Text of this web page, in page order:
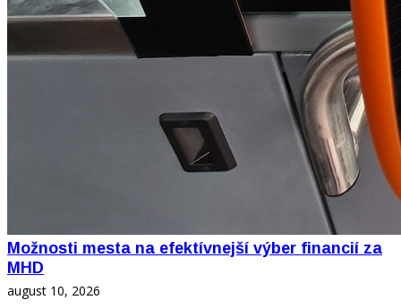
Možnosti mesta na efektívnejší výber financií za
MHD
august 10, 2026